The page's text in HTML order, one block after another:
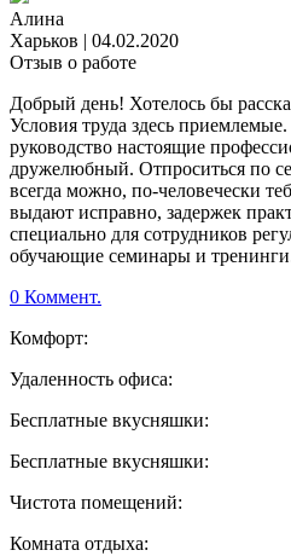
Алина
Харьков | 04.02.2020
Отзыв о работе
Добрый день! Хотелось бы
Условия труда здесь
руководство настоящие
дружелюбный. Отпроситься по
всегда можно, по-человечески
выдают исправно, задержек
специально для сотрудников
обучающие семинары и
0 Коммент.
Комфорт:
Удаленность офиса:
Бесплатные вкусняшки:
Бесплатные вкусняшки:
Чистота помещений:
Комната отдыха: